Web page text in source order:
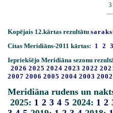
3
Kopējais 12.kārtas rezultātu
Citas Meridiāns-2011 kārtas: 1 2 3
Iepriekšējo Meridiāna sezonu
2026 2025 2024 2023 2022
2007 2006 2005 2004 2003 2002
Meridiāna rudens un
2025: 1 2 3 4 5 2024: 1 2